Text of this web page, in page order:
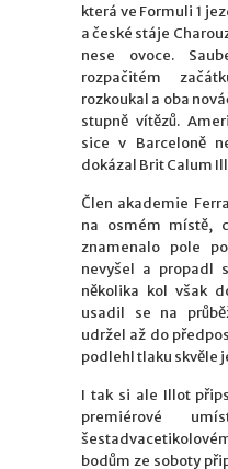
která ve Formuli 1
a české stáje
nese ovoce.
rozpačitém
rozkoukal a oba
stupně vítězů.
sice v Barceloně
dokázal Brit Calum
Člen akademie
na osmém místě,
znamenalo pole
nevyšel a propadl
několika kol však
usadil se na
udržel až do
podlehl tlaku skvěle
I tak si ale Illot
premiérové
bodům ze soboty